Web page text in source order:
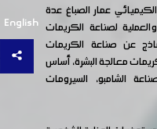
English
عمار الصباغ عدة
لصناعة الكريمات
عن صناعة الكريمات
معالجة البشرة، أساس
الشامبو، السيرومات